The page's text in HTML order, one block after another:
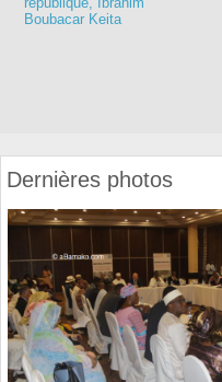
Boubacar Keita
Dernières photos